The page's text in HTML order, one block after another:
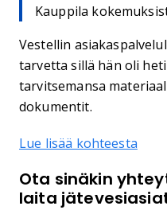
Kauppila
Vestellin
tarvetta sillä hän oli
tarvitsemansa
dokumentit.
Lue lisää kohteesta
Ota sinäkin
laita